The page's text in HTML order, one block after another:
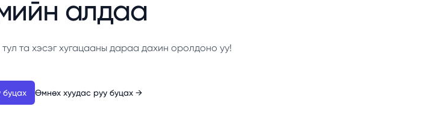
алдаа
та хэсэг хугацааны дараа дахин оролдоно уу!
буцах Өмнөх хуудас руу буцах →